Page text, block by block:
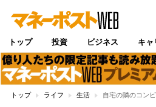
トップ 投資 ビジネス キャ
トップ ライフ 生活 自宅の隣のコン